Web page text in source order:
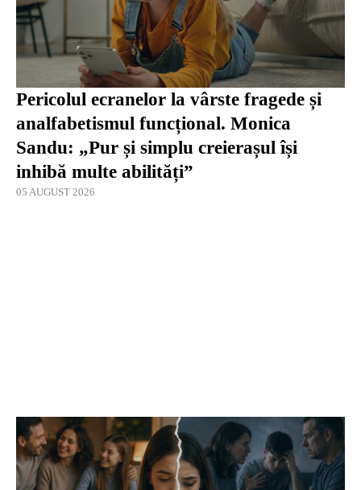
Pericolul ecranelor la vârste fragede și
analfabetismul funcțional. Monica
Sandu: „Pur și simplu creierașul își
inhibă multe abilități”
05 AUGUST 2026